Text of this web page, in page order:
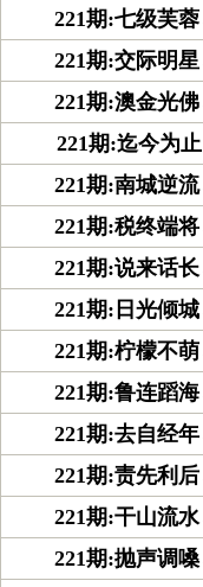
221期:七级芙
221期:交际明
221期:澳金光
221期:迄今为
221期:南城逆
221期:税终端
221期:说来话
221期:日光倾
221期:柠檬不
221期:鲁连蹈
221期:去自经
221期:责先利
221期:干山流
221期:抛声调